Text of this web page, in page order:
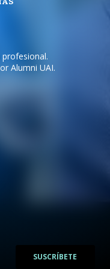
Alumni UAI.
SUSCRÍBETE